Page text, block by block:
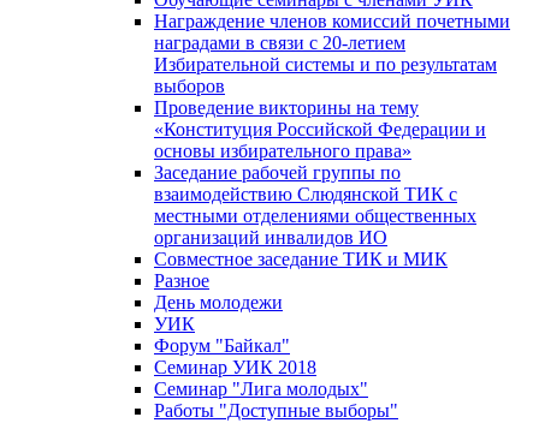
Награждение членов комиссий почетными
наградами в связи с 20-летием
Избирательной системы и по результатам
выборов
Проведение викторины на тему
«Конституция Российской Федерации и
основы избирательного права»
Заседание рабочей группы по
взаимодействию Слюдянской ТИК с
местными отделениями общественных
организаций инвалидов ИО
Совместное заседание ТИК и МИК
Разное
День молодежи
УИК
Форум "Байкал"
Семинар УИК 2018
Семинар "Лига молодых"
Работы "Доступные выборы"